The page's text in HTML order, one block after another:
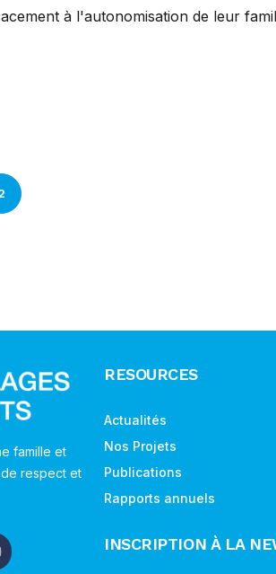
à l'autonomisation de leur
famille et
de respect et
RESOURCES
Actualités
Nos Projets
Publications
Rapports annuels
INSCRIPTION À LA